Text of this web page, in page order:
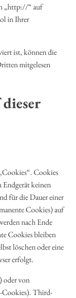
„http://“ auf
in Ihrer
ist, können die
mitgelesen
Cookies
keinen
für die Dauer einer
Cookies) auf
nach Ende
Cookies bleiben
löschen oder eine
erfolgt.
oder von
Cookies). Third-